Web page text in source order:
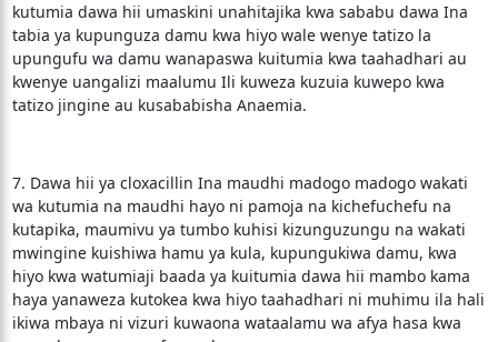
kutumia dawa hii umaskini unahitajika kwa sababu dawa Ina
tabia ya kupunguza damu kwa hiyo wale wenye tatizo la
upungufu wa damu wanapaswa kuitumia kwa taahadhari au
kwenye uangalizi maalumu Ili kuweza kuzuia kuwepo kwa
tatizo jingine au kusababisha Anaemia.
7. Dawa hii ya cloxacillin Ina maudhi madogo madogo wakati
wa kutumia na maudhi hayo ni pamoja na kichefuchefu na
kutapika, maumivu ya tumbo kuhisi kizunguzungu na wakati
mwingine kuishiwa hamu ya kula, kupungukiwa damu, kwa
hiyo kwa watumiaji baada ya kuitumia dawa hii mambo kama
haya yanaweza kutokea kwa hiyo taahadhari ni muhimu ila hali
ikiwa mbaya ni vizuri kuwaona wataalamu wa afya hasa kwa